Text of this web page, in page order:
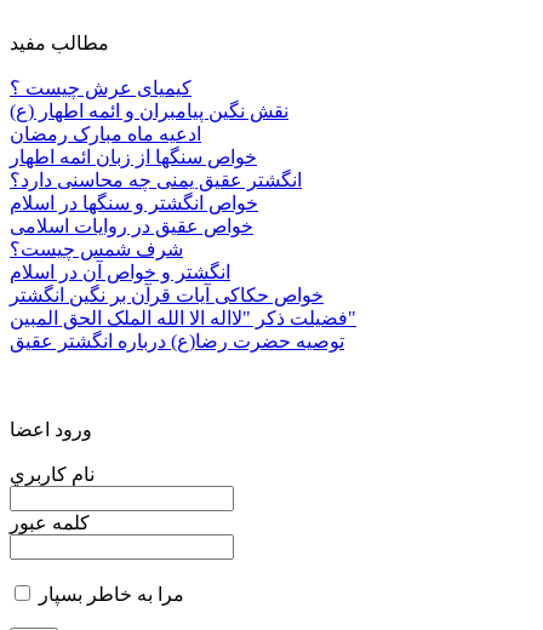
مطالب مفید
کیمیای عرش چیست ؟
نقش نگین پیامبران و ائمه اطهار (ع)
ادعیه ماه مبارک رمضان
خواص سنگها از زبان ائمه اطهار
انگشتر عقیق یمنی چه محاسنی دارد؟
خواص انگشتر و سنگها در اسلام
خواص عقیق در روایات اسلامی
شرف شمس چیست؟
انگشتر و خواص آن در اسلام
خواص حکاکی آیات قرآن بر نگین انگشتر
فضیلت ذکر "لااله الا الله الملک الحق المبین"
توصیه حضرت رضا(ع) درباره انگشتر عقیق
ورود اعضا
نام کاربري
کلمه عبور
مرا به خاطر بسپار